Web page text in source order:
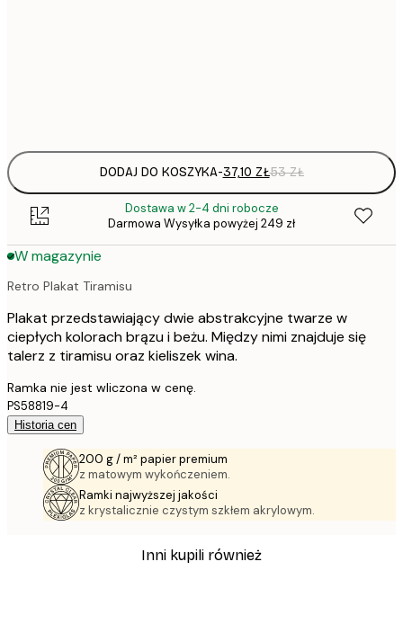
DODAJ DO KOSZYKA-37,10 ZŁ53 ZŁ
Dostawa w 2-4 dni robocze
Darmowa Wysyłka powyżej 249 zł
W magazynie
Retro Plakat Tiramisu
Plakat przedstawiający dwie abstrakcyjne twarze w
ciepłych kolorach brązu i beżu. Między nimi znajduje się
talerz z tiramisu oraz kieliszek wina.
Ramka nie jest wliczona w cenę.
PS58819-4
Historia cen
200 g / m² papier premium
z matowym wykończeniem.
Ramki najwyższej jakości
z krystalicznie czystym szkłem akrylowym.
Inni kupili również